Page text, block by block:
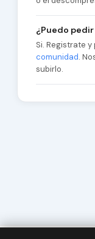
¿Puedo
Si. Registrate
comunidad.
subirlo.